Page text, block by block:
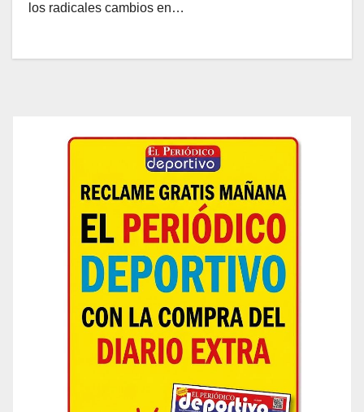
los radicales cambios en…